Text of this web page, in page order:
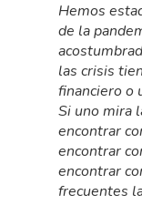
Hemos
de la
las crisis
financiero o
Si uno mira
encontrar
encontrar
encontrar
frecuentes